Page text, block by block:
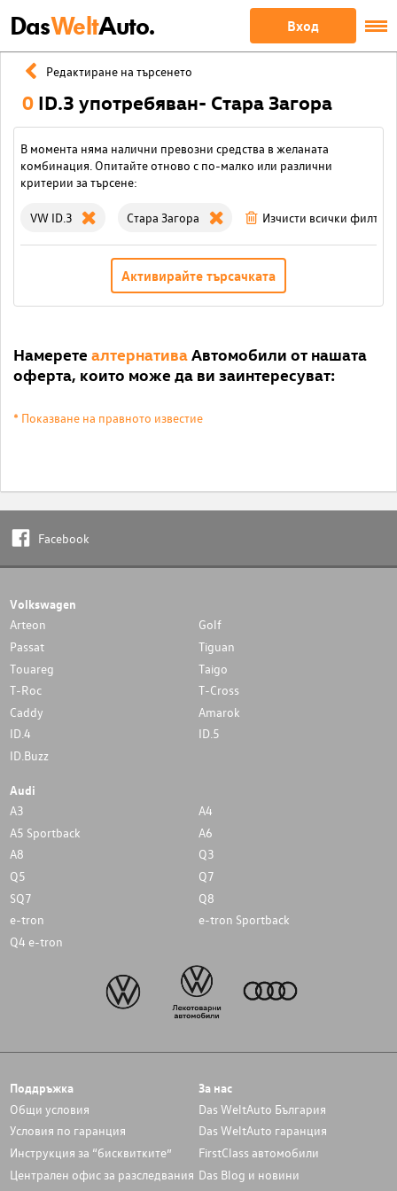
DasWeltAuto. Вход
Редактиране на търсенето
0 ID.3 употребяван- Стара Загора
В момента няма налични превозни средства в желаната
комбинация. Опитайте отново с по-малко или различни
критерии за търсене:
VW ID.3 Стара Загора Изчисти всички филтри
Активирайте търсачката
Намерете алтернативаАвтомобили от нашата
оферта, които може да ви заинтересуват:
* Показване на правното известие
Facebook
Volkswagen
Arteon
Golf
Passat
Tiguan
Touareg
Taigo
T-Roc
T-Cross
Caddy
Amarok
ID.4
ID.5
ID.Buzz
Audi
A3
A4
A5 Sportback
A6
A8
Q3
Q5
Q7
SQ7
Q8
e-tron
e-tron Sportback
Q4 e-tron
Поддръжка
Общи условия
Условия по гаранция
Инструкция за “бисквитките”
Централен офис за разследвания
За нас
Das WeltAuto България
Das WeltAuto гаранция
FirstClass автомобили
Das Blog и новини